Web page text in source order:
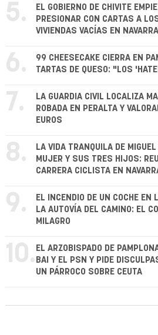
5.
EL GOBIERNO DE CHIVITE
PRESIONAR CON CARTAS A
VIVIENDAS VACÍAS EN NAVARRA
6.
99 CHEESECAKE CIERRA EN
TARTAS DE QUESO: "LOS
7.
LA GUARDIA CIVIL LOCALIZA
ROBADA EN PERALTA Y
EUROS
8.
LA VIDA TRANQUILA DE
MUJER Y SUS TRES HIJOS:
CARRERA CICLISTA EN
9.
EL INCENDIO DE UN COCHE EN
LA AUTOVÍA DEL CAMINO: EL
MILAGRO
10. EL ARZOBISPADO DE
BAI Y EL PSN Y PIDE
UN PÁRROCO SOBRE CEUTA